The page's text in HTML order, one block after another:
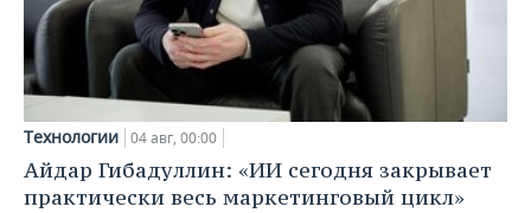
Технологии 04 авг, 00:00
Айдар Гибадуллин: «ИИ сегодня закрывает
практически весь маркетинговый цикл»